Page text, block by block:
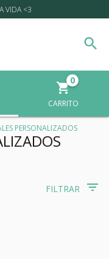
VIDA <3
CARRITO
0
PERSONALIZADOS
FILTRAR